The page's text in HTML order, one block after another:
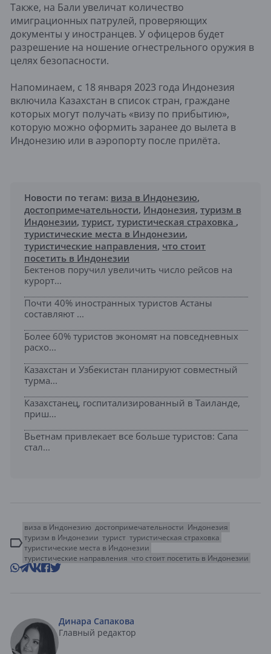
Также, на Бали увеличат количество
имиграционных патрулей, проверяющих
документы у иностранцев. У офицеров будет
разрешение на ношение огнестрельного оружия в
целях безопасности.
Напоминаем, с 18 января 2023 года Индонезия
включила Казахстан в список стран, граждане
которых могут получать «визу по прибытию»,
которую можно оформить заранее до вылета в
Индонезию или в аэропорту после прилёта.
Новости по тегам: виза в Индонезию,
достопримечательности, Индонезия, туризм в
Индонезии, турист, туристическая страховка ,
туристические места в Индонезии,
туристические направления, что стоит
посетить в Индонезии
Бектенов поручил увеличить число рейсов на
курорт...
Почти 40% иностранных туристов Астаны
составляют ...
Более 60% туристов экономят на повседневных
расхо...
Казахстан и Узбекистан планируют совместный
турма...
Казахстанец, госпитализированный в Таиланде,
приш...
Вьетнам привлекает все больше туристов: Сапа
стал...
виза в Индонезию достопримечательности Индонезия
туризм в Индонезии турист туристическая страховка
туристические места в Индонезии
туристические направления что стоит посетить в Индонезии
Динара Сапакова
Главный редактор